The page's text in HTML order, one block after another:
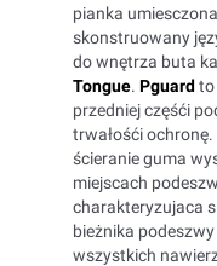
pianka
skonstruowany
do wnętrza buta
Tongue. Pguard to
przedniej częśći
trwałośći ochronę.
ścieranie guma
miejscach
charakteryzujaca
bieżnika
wszystkich